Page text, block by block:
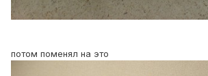
потом поменял на это